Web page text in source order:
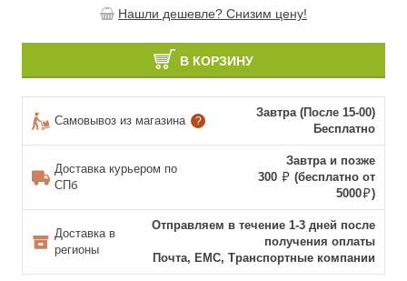
Нашли дешевле? Снизим цену!
В КОРЗИНУ
Самовывоз из магазина ?
Завтра (После 15-00)
Бесплатно
Доставка курьером по
СПб
Завтра и позже
300
(бесплатно от
5000
)
Доставка в
регионы
Отправляем в течение 1-3 дней после
получения оплаты
Почта, ЕМС, Транспортные компании